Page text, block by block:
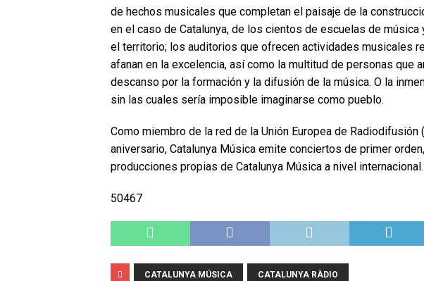
de hechos musicales que completan el paisaje de la
en el caso de Catalunya, de los cientos de escuelas de
el territorio; los auditorios que ofrecen actividades musicales
afanan en la excelencia, así como la multitud de personas que
descanso por la formación y la difusión de la música. O la
sin las cuales sería imposible imaginarse como pueblo.
Como miembro de la red de la Unión Europea de Radiodifusión
aniversario, Catalunya Música emite conciertos de primer
producciones propias de Catalunya Música a nivel internacional.
50467
CATALUNYA MÚSICA CATALUNYA RÀDIO